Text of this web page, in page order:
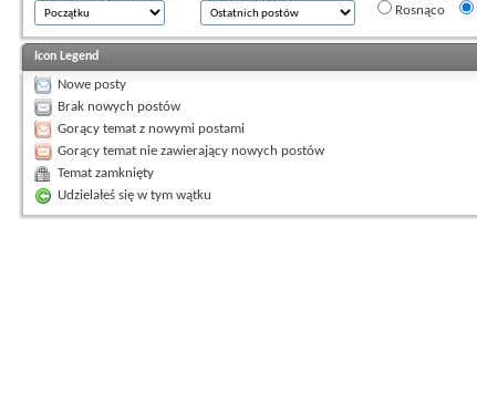
Rosnąco
Icon Legend
Nowe posty
Brak nowych postów
Gorący temat z nowymi postami
Gorący temat nie zawierający nowych postów
Temat zamknięty
Udzielałeś się w tym wątku